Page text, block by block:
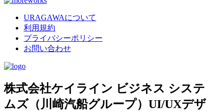
URAGAWAについて
利用規約
プライバシーポリシー
お問い合わせ
株式会社ケイライン ビジネス システ
ムズ（川崎汽船グループ）UI/UXデザ